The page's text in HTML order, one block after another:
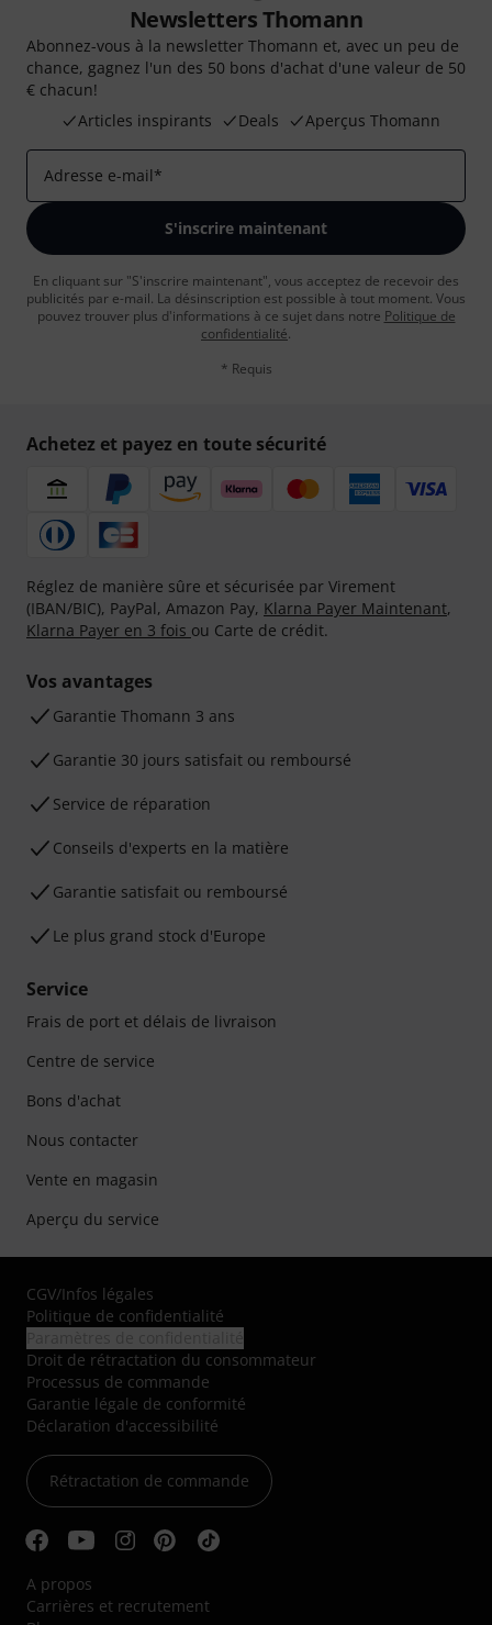
Newsletters Thomann
Abonnez-vous à la newsletter Thomann et, avec un peu de
chance, gagnez l'un des 50 bons d'achat d'une valeur de 50
€ chacun!
Articles inspirants
Deals Aperçus Thomann
Adresse e-mail*
S'inscrire maintenant
En cliquant sur "S'inscrire maintenant", vous acceptez de recevoir des
publicités par e-mail. La désinscription est possible à tout moment. Vous
pouvez trouver plus d'informations à ce sujet dans notre Politique de
confidentialité.
* Requis
Achetez et payez en toute sécurité
Réglez de manière sûre et sécurisée par Virement
(IBAN/BIC), PayPal, Amazon Pay, Klarna Payer Maintenant,
Klarna Payer en 3 fois ou Carte de crédit.
Vos avantages
Ga­ran­tie Thomann 3 ans
Garantie 30 jours satisfait ou remboursé
Service de réparation
Conseils d'experts en la matière
Garantie satisfait ou remboursé
Le plus grand stock d'Europe
Service
Frais de port et délais de livraison
Centre de service
Bons d'achat
Nous contacter
Vente en magasin
Aperçu du service
CGV/Infos légales
Politique de confidentialité
Droit de rétractation du consommateur
Processus de commande
Garantie légale de conformité
Déclaration d'accessibilité
Rétractation de commande
A propos
Carrières et recrutement